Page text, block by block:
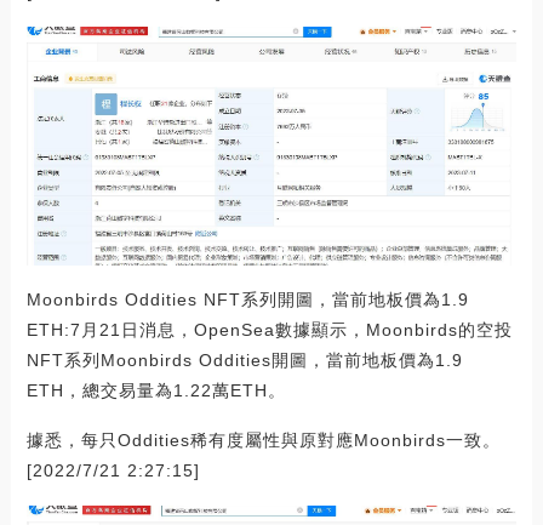
Moonbirds Oddities NFT系列開圖，當前地板價為1.9
ETH:7月21日消息，OpenSea數據顯示，Moonbirds的空投
NFT系列Moonbirds Oddities開圖，當前地板價為1.9
ETH，總交易量為1.22萬ETH。
據悉，每只Oddities稀有度屬性與原對應Moonbirds一致。
[2022/7/21 2:27:15]